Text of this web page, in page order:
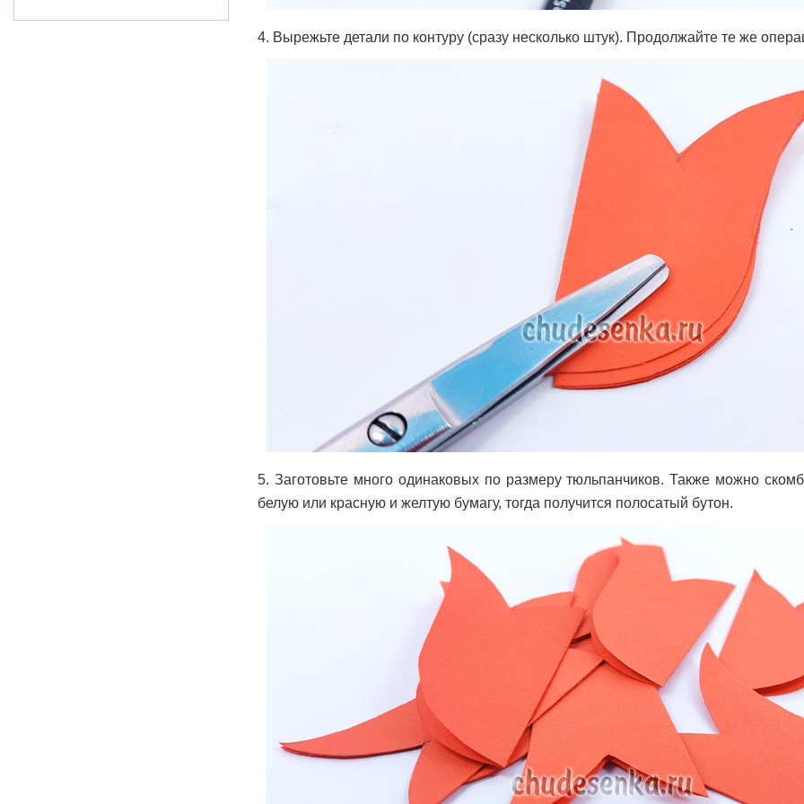
4. Вырежьте детали по контуру (сразу несколько штук). Продолжайте те же
5. Заготовьте много одинаковых по размеру тюльпанчиков. Также можно
белую или красную и желтую бумагу, тогда получится полосатый бутон.